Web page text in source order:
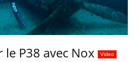
P38 avec Nox Video